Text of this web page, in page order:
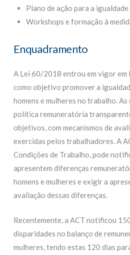
Plano de ação para a
Workshops e formação à
Enquadramento
A Lei 60/2018 entrou em vigor em
como objetivo promover a
homens e mulheres no trabalho. As
política remuneratória
objetivos, com mecanismos de
exercidas pelos trabalhadores. A
Condições de Trabalho, pode
apresentem diferenças
homens e mulheres e exigir a
avaliação dessas diferenças.
Recentemente, a ACT notificou
disparidades no balanço de
mulheres, tendo estas 120 dias